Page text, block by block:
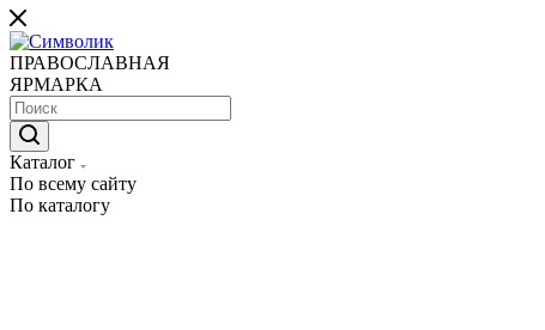
ПРАВОСЛАВНАЯ
ЯРМАРКА
Каталог
По всему сайту
По каталогу